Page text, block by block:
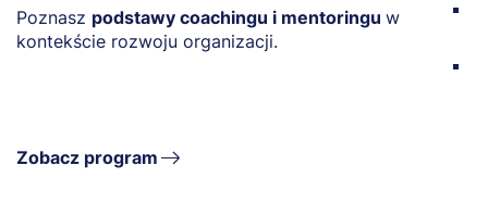
Poznasz podstawy coachingu i mentoringu w
kontekście rozwoju organizacji.
Zobacz program